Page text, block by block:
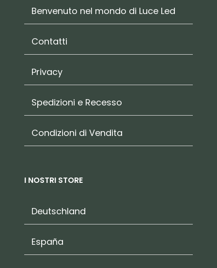
Benvenuto nel mondo di Luce Led
Contatti
Privacy
Spedizioni e Recesso
Condizioni di Vendita
I NOSTRI STORE
Deutschland
España